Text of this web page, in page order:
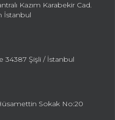
Kazım Karabekir Cad.
İstanbul
34387 Şişli / İstanbul
Sokak No:20